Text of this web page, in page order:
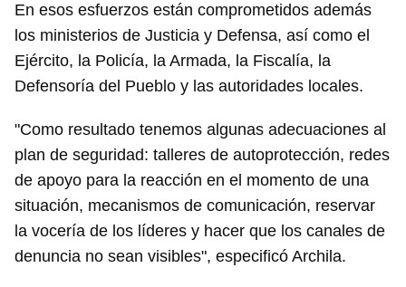
En esos esfuerzos están comprometidos además
los ministerios de Justicia y Defensa, así como el
Ejército, la Policía, la Armada, la Fiscalía, la
Defensoría del Pueblo y las autoridades locales.
"Como resultado tenemos algunas adecuaciones al
plan de seguridad: talleres de autoprotección, redes
de apoyo para la reacción en el momento de una
situación, mecanismos de comunicación, reservar
la vocería de los líderes y hacer que los canales de
denuncia no sean visibles", especificó Archila.